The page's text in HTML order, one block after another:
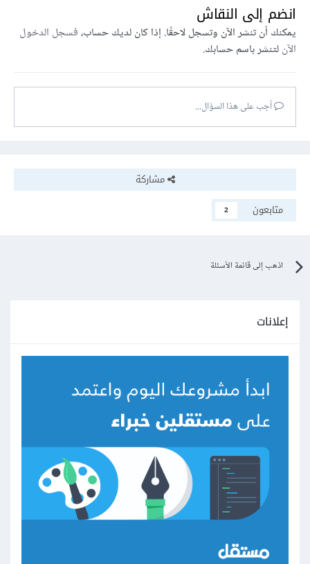
// Or, use a predicate getter.
if (Platform.isIOS) {
} else {
انضم إلى النقاش
يمكنك أن تنشر الآن وتسجل لاحقًا. إذا كان لديك حساب،فسجل الدخول
الآنلتنشر باسم حسابك.
أجب على هذا السؤال...
مشاركة
متابعون
2
اذهب إلى قائمة الأسئلة
إعلانات